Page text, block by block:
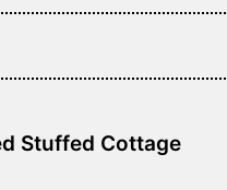
Stuffed Cottage